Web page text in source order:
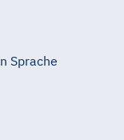
Sprache